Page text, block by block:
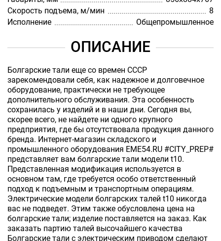
Скорость подъема, м/мин
8
Исполнение
Общепромышленное
ОПИСАНИЕ
Болгарские тали еще со времен СССР
зарекомендовали себя, как надежное и долговечное
оборудование, практически не требующее
дополнительного обслуживания. Эта особенность
сохранилась у изделий и в наши дни. Сегодня вы,
скорее всего, не найдете ни одного крупного
предприятия, где бы отсутствовала продукция данного
бренда. Интернет-магазин складского и
промышленного оборудования EME54.RU #CITY_PREP#
представляет вам болгарские тали модели t10.
Представленная модификация используется в
основном там, где требуется особо ответственный
подход к подъемным и транспортным операциям.
Электрические модели болгарских талей t10 никогда
вас не подведет. Этим также обусловлена цена на
болгарские тали; изделие поставляется на заказ. Как
заказать партию талей высочайшего качества
Болгарские тали с электрическим приводом сделают